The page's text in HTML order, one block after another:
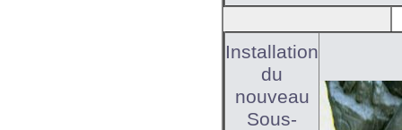
Installation
du
nouveau
Sous-